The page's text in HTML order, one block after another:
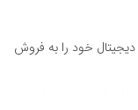
خود را به فروش
زمان و هزینه‌های